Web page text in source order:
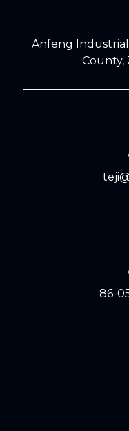
Anfeng Industrial
County,